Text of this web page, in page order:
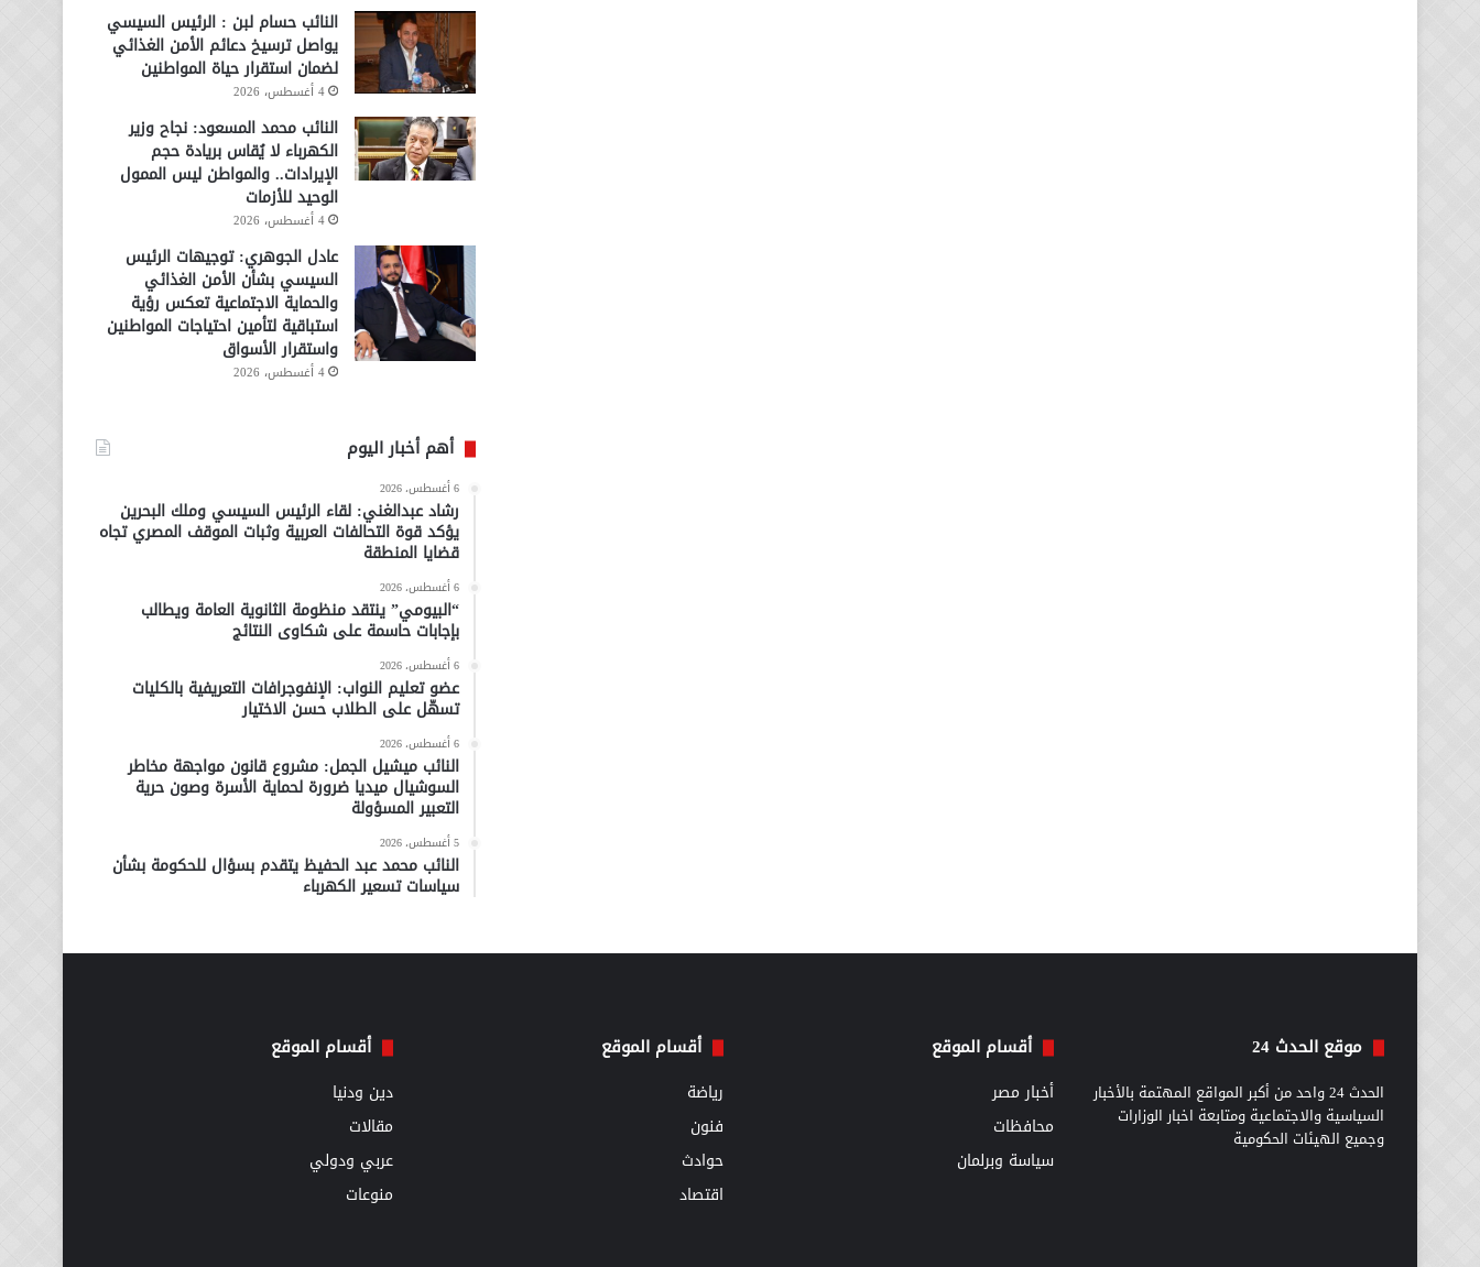
النائب حسام لبن : الرئيس السيسي
يواصل ترسيخ دعائم الأمن الغذائي
لضمان استقرار حياة المواطنين
4 أغسطس، 2026
النائب محمد المسعود: نجاح وزير
الكهرباء لا يُقاس بريادة حجم
الإيرادات.. والمواطن ليس الممول
الوحيد للأزمات
4 أغسطس، 2026
عادل الجوهري: توجيهات الرئيس
السيسي بشأن الأمن الغذائي
والحماية الاجتماعية تعكس رؤية
استباقية لتأمين احتياجات المواطنين
واستقرار الأسواق
4 أغسطس، 2026
أهم أخبار اليوم
6 أغسطس، 2026
رشاد عبدالغني: لقاء الرئيس السيسي وملك البحرين
يؤكد قوة التحالفات العربية وثبات الموقف المصري تجاه
قضايا المنطقة
6 أغسطس، 2026
“البيومي” ينتقد منظومة الثانوية العامة ويطالب
بإجابات حاسمة على شكاوى النتائج
6 أغسطس، 2026
عضو تعليم النواب: الإنفوجرافات التعريفية بالكليات
تسهّل على الطلاب حسن الاختيار
6 أغسطس، 2026
النائب ميشيل الجمل: مشروع قانون مواجهة مخاطر
السوشيال ميديا ضرورة لحماية الأسرة وصون حرية
التعبير المسؤولة
5 أغسطس، 2026
النائب محمد عبد الحفيظ يتقدم بسؤال للحكومة بشأن
سياسات تسعير الكهرباء
موقع الحدث 24
الحدث 24 واحد من أكبر المواقع المهتمة بالأخبار
السياسية والاجتماعية ومتابعة اخبار الوزارات
وجميع الهيئات الحكومية
أقسام الموقع
أخبار مصر
محافظات
سياسة وبرلمان
أقسام الموقع
رياضة
فنون
حوادث
اقتصاد
أقسام الموقع
دين ودنيا
مقالات
عربي ودولي
منوعات